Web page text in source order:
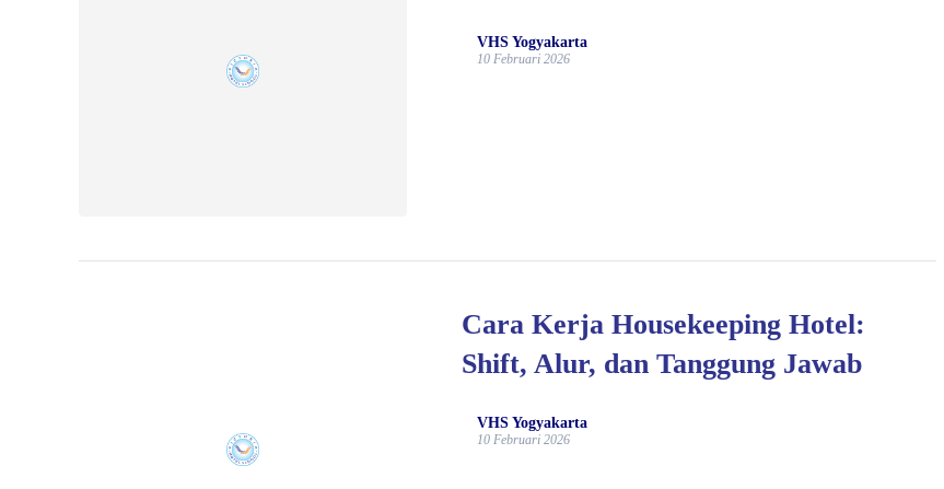
VHS Yogyakarta
10 Februari 2026
Cara Kerja Housekeeping Hotel:
Shift, Alur, dan Tanggung Jawab
VHS Yogyakarta
10 Februari 2026